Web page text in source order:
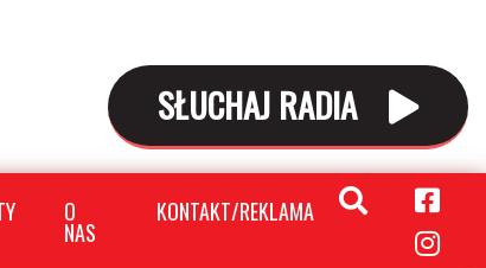
SŁUCHAJ RADIA
O
NAS
KONTAKT/REKLAMA